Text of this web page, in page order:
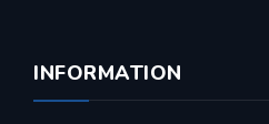
INFORMATION